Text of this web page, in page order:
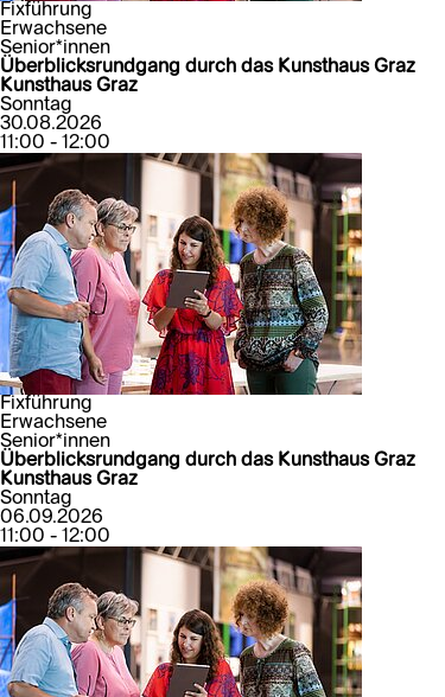
Fixführung
Erwachsene
Senior*innen
Überblicksrundgang durch das Kunsthaus Graz
Kunsthaus Graz
Sonntag
30.08.2026
11:00 - 12:00
Fixführung
Erwachsene
Senior*innen
Überblicksrundgang durch das Kunsthaus Graz
Kunsthaus Graz
Sonntag
06.09.2026
11:00 - 12:00